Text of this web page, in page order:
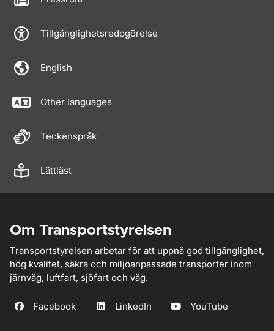
Tillgänglighetsredogörelse
English
Other languages
Teckenspråk
Lättläst
Om Transportstyrelsen
Transportstyrelsen arbetar för att uppnå god tillgänglighet,
hög kvalitet, säkra och miljöanpassade transporter inom
järnväg, luftfart, sjöfart och väg.
Facebook LinkedIn YouTube